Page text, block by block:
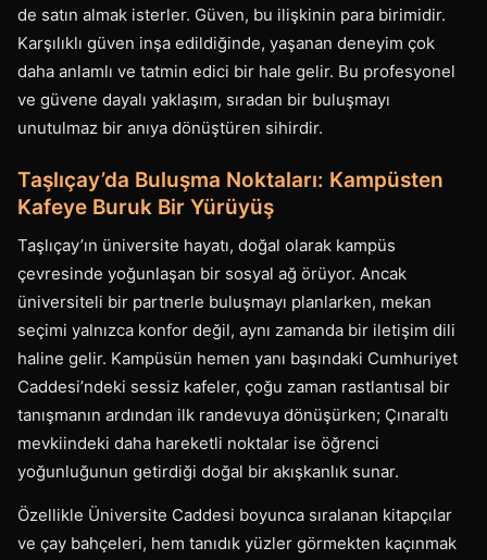
de satın almak isterler. Güven, bu ilişkinin para birimidir.
Karşılıklı güven inşa edildiğinde, yaşanan deneyim çok
daha anlamlı ve tatmin edici bir hale gelir. Bu profesyonel
ve güvene dayalı yaklaşım, sıradan bir buluşmayı
unutulmaz bir anıya dönüştüren sihirdir.
Taşlıçay’da Buluşma Noktaları: Kampüsten
Kafeye Buruk Bir Yürüyüş
Taşlıçay’ın üniversite hayatı, doğal olarak kampüs
çevresinde yoğunlaşan bir sosyal ağ örüyor. Ancak
üniversiteli bir partnerle buluşmayı planlarken, mekan
seçimi yalnızca konfor değil, aynı zamanda bir iletişim dili
haline gelir. Kampüsün hemen yanı başındaki Cumhuriyet
Caddesi’ndeki sessiz kafeler, çoğu zaman rastlantısal bir
tanışmanın ardından ilk randevuya dönüşürken; Çınaraltı
mevkiindeki daha hareketli noktalar ise öğrenci
yoğunluğunun getirdiği doğal bir akışkanlık sunar.
Özellikle Üniversite Caddesi boyunca sıralanan kitapçılar
ve çay bahçeleri, hem tanıdık yüzler görmekten kaçınmak